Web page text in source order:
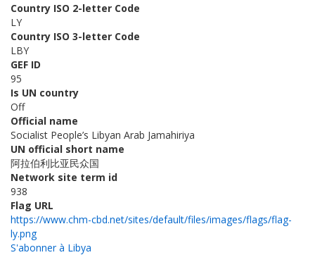
Country ISO 2-letter Code
LY
Country ISO 3-letter Code
LBY
GEF ID
95
Is UN country
Off
Official name
Socialist People’s Libyan Arab Jamahiriya
UN official short name
阿拉伯利比亚民众国
Network site term id
938
Flag URL
https://www.chm-cbd.net/sites/default/files/images/flags/flag-
ly.png
S'abonner à Libya